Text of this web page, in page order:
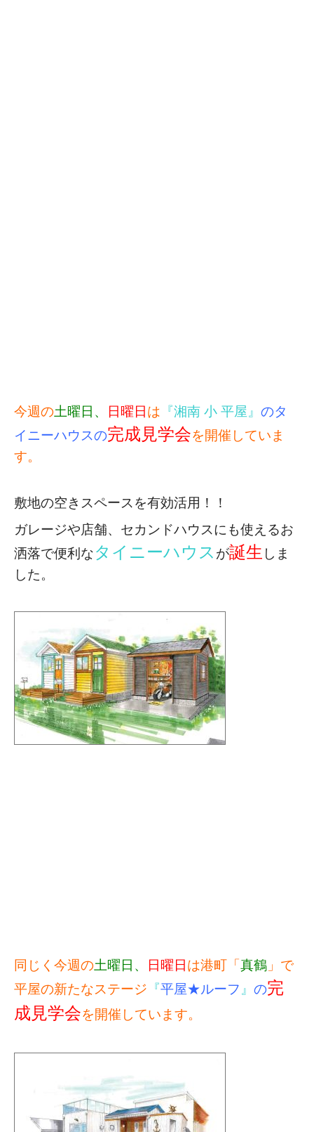
今週の土曜日、 日曜日 は 『湘南 小 平屋』 のタ
イニーハウスの完成見学会を開催していま
す。
敷地の空きスペースを有効活用！！
ガレージや店舗、セカンドハウスにも使えるお
洒落で便利なタイニーハウス が誕生 しま
した。
同じく今週の土曜日、 日曜日 は港町「 真鶴 」で
平屋の新たなステージ 『平屋★ルーフ 』 の完
成見学会を開催しています。